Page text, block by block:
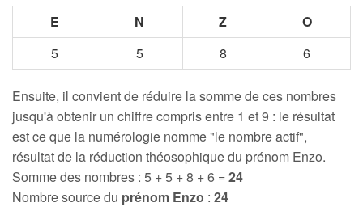
E
N Z
O
5
5 8 6
Ensuite, il convient de réduire la somme de ces nombres
jusqu'à obtenir un chiffre compris entre 1 et 9 : le résultat
est ce que la numérologie nomme "le nombre actif",
résultat de la réduction théosophique du prénom Enzo.
Somme des nombres : 5 + 5 + 8 + 6 =24
Nombre source du prénom Enzo : 24